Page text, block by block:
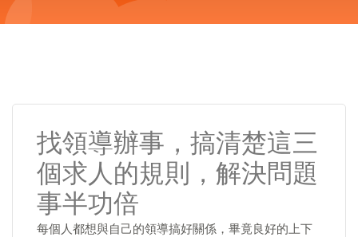
找領導辦事，搞清楚這三
個求人的規則，解決問題
事半功倍
每個人都想與自己的領導搞好關係，畢竟良好的上下